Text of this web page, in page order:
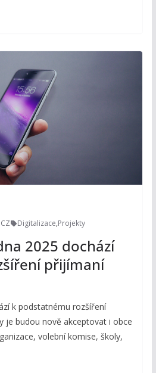
Digitalizace,Projekty
2025 dochází
přijímaní
k podstatnému rozšíření
je budou nově akceptovat i obce
volební komise, školy,